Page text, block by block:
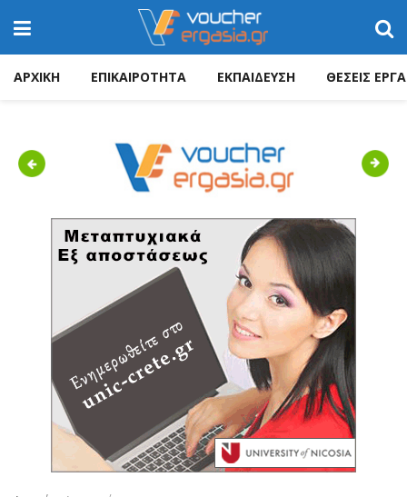
ΑΡΧΙΚΗ ΕΠΙΚΑΙΡΟΤΗΤΑ ΕΚΠΑΙΔΕΥΣΗ ΘΕΣΕΙΣ
Previous Next